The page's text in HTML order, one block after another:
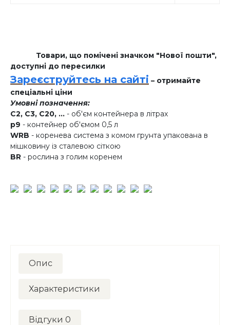
Товари, що помічені значком "Нової пошти",
доступні до пересилки
Зареєструйтесь на сайті – отримайте
спеціальні ціни
Умовні позначення:
C2, C3, C20, ... - об'єм контейнера в літрах
p9 - контейнер об'ємом 0,5 л
WRB - коренева система з комом грунта упакована в
мішковину із сталевою сіткою
BR - рослина з голим коренем
Опис
Характеристики
Відгуки 0